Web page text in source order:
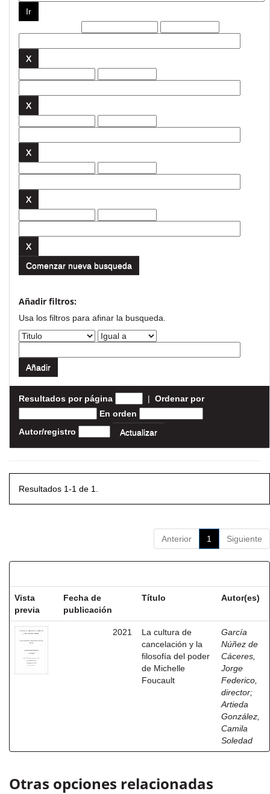
Comenzar nueva busqueda
Añadir filtros:
Usa los filtros para afinar la busqueda.
Resultados por página | Ordenar por
En orden
Autor/registro
Resultados 1-1 de 1.
Anterior 1 Siguiente
Vista
previa
Fecha de
publicación
Título Autor(es)
2021
La cultura de
cancelación y la
filosofía del poder
de Michelle
Foucault
García
Núñez de
Cáceres,
Jorge
Federico,
director;
Artieda
González,
Camila
Soledad
Otras opciones relacionadas